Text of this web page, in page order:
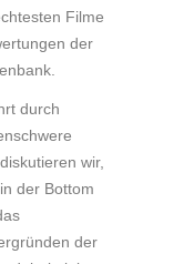
Filme
der
durch
wir,
der Bottom
der